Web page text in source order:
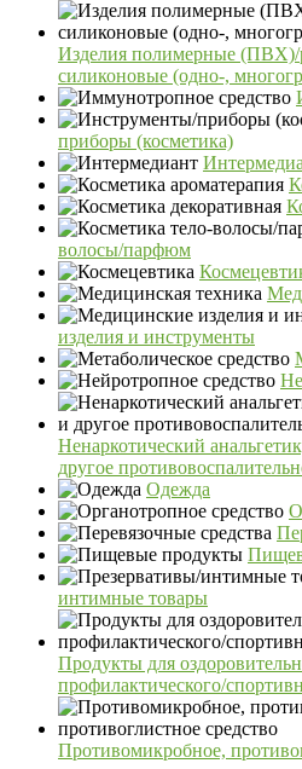
Изделия полимерные (ПВХ)/
силиконовые (одно-,
приборы (косметика)
волосы/парфюм
изделия и инструменты
Ненаркотический
другое
Одежда
интимные товары
Продукты для
профилактического/
Противомикробное,